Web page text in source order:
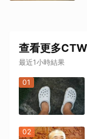
查看更多
最近1小時結果
01
02